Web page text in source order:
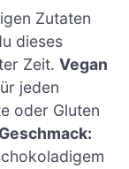
Zutaten
dieses
Zeit. Vegan
jeden
oder Gluten